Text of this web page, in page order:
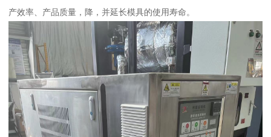
产效率、产品质量，降，并延长模具的使用寿命。